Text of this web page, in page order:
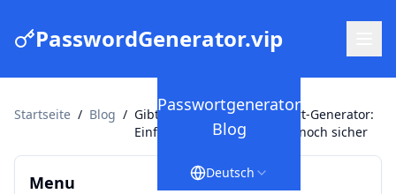
PasswordGenerator.vip
Passwortgenerator
Blog
Deutsch
Startseite / Blog / Gibt es einen Word-Passwort-Generator:
Einfach zu merken und dennoch sicher
Menu